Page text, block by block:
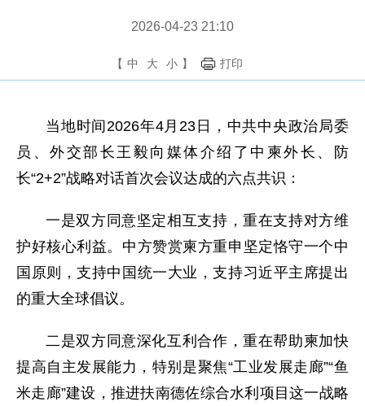
2026-04-23 21:10
【 中 大 小 】 打印
当地时间2026年4月23日，中共中央政治局委
员、外交部长王毅向媒体介绍了中柬外长、防
长“2+2”战略对话首次会议达成的六点共识：
一是双方同意坚定相互支持，重在支持对方维
护好核心利益。中方赞赏柬方重申坚定恪守一个中
国原则，支持中国统一大业，支持习近平主席提出
的重大全球倡议。
二是双方同意深化互利合作，重在帮助柬加快
提高自主发展能力，特别是聚焦“工业发展走廊”“鱼
米走廊”建设，推进扶南德佐综合水利项目这一战略